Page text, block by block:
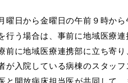
曜日から金曜日の午前９時から
行う場合は、事前に地域医療
前に地域医療連携部に立ち寄
が入院している病棟のスタッ
と開放病床担当医が共同して、